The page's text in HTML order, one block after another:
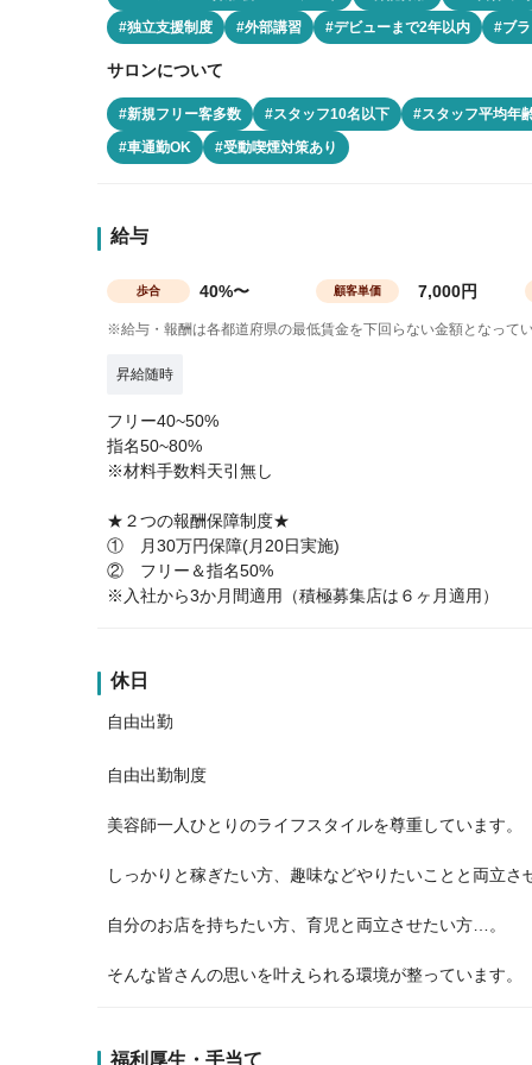
#独立支援制度
#外部講習 #デビューまで2年以内 #ブ
サロンについて
#新規フリー客多数 #スタッフ10名以下
#スタッフ平均年
#車通勤OK
#受動喫煙対策あり
給与
歩合 40%〜 顧客単価 7,000円
※給与・報酬は各都道府県の最低賃金を下回らない金額となって
昇給随時
フリー40~50%
指名50~80%
※材料手数料天引無し
★２つの報酬保障制度★
① 月30万円保障(月20日実施)
② フリー＆指名50%
※入社から3か月間適用（積極募集店は６ヶ月適用）
休日
自由出勤
自由出勤制度
美容師一人ひとりのライフスタイルを尊重しています。
しっかりと稼ぎたい方、趣味などやりたいことと両立さ
自分のお店を持ちたい方、育児と両立させたい方…。
そんな皆さんの思いを叶えられる環境が整っています。
福利厚生・手当て